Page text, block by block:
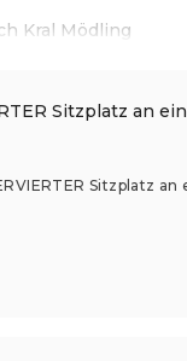
Kral Mödling
Sitzplatz an
Sitzplatz